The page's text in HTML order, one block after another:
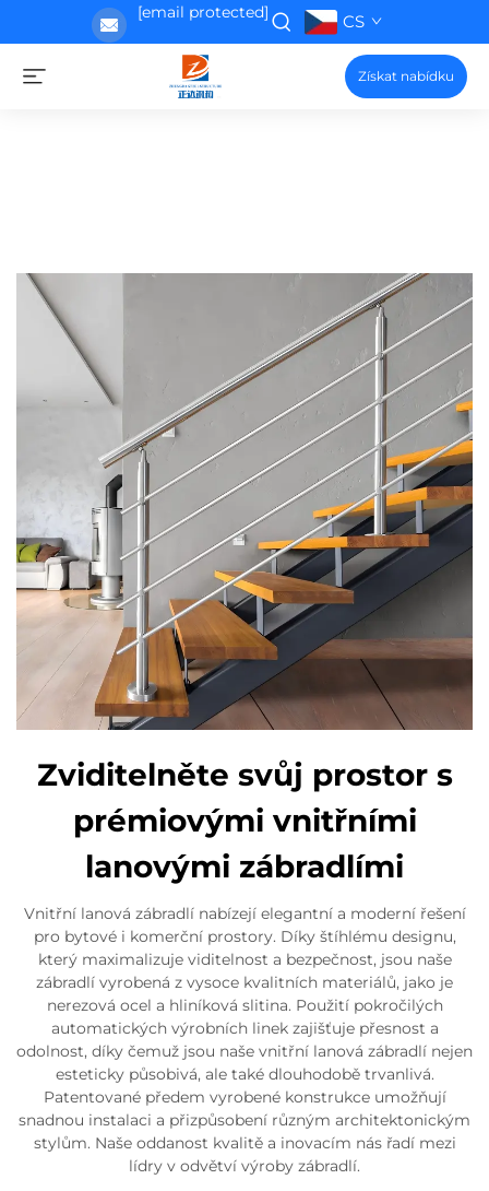
[email protected] CS
Získat nabídku
Zviditelněte svůj prostor s
prémiovými vnitřními
lanovými zábradlími
Vnitřní lanová zábradlí nabízejí elegantní a moderní řešení
pro bytové i komerční prostory. Díky štíhlému designu,
který maximalizuje viditelnost a bezpečnost, jsou naše
zábradlí vyrobená z vysoce kvalitních materiálů, jako je
nerezová ocel a hliníková slitina. Použití pokročilých
automatických výrobních linek zajišťuje přesnost a
odolnost, díky čemuž jsou naše vnitřní lanová zábradlí nejen
esteticky působivá, ale také dlouhodobě trvanlivá.
Patentované předem vyrobené konstrukce umožňují
snadnou instalaci a přizpůsobení různým architektonickým
stylům. Naše oddanost kvalitě a inovacím nás řadí mezi
lídry v odvětví výroby zábradlí.